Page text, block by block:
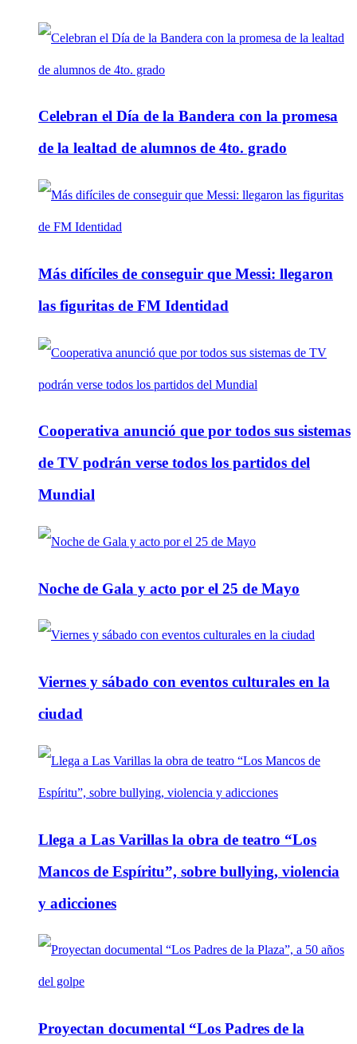
Celebran el Día de la Bandera con la promesa
de la lealtad de alumnos de 4to. grado
Más difíciles de conseguir que Messi: llegaron
las figuritas de FM Identidad
Cooperativa anunció que por todos sus sistemas
de TV podrán verse todos los partidos del
Mundial
Noche de Gala y acto por el 25 de Mayo
Viernes y sábado con eventos culturales en la
ciudad
Llega a Las Varillas la obra de teatro “Los
Mancos de Espíritu”, sobre bullying, violencia
y adicciones
Proyectan documental “Los Padres de la